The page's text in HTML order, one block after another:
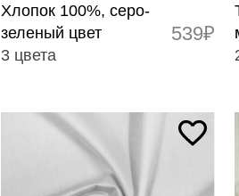
Хлопок 100%, серо-
зеленый цвет
3 цвета
539₽